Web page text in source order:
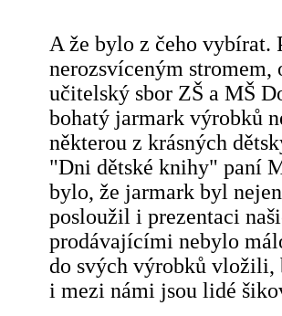
A že bylo z čeho vybírat.
nerozsvíceným stromem,
učitelský sbor ZŠ a MŠ
bohatý jarmark výrobků
některou z krásných
"Dni dětské knihy" paní
bylo, že jarmark byl
posloužil i prezentaci
prodávajícími nebylo
do svých výrobků vložili,
i mezi námi jsou lidé